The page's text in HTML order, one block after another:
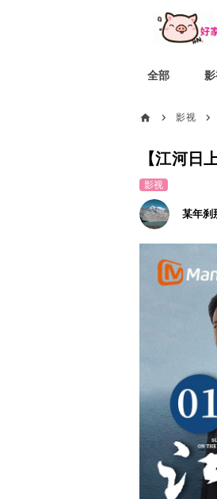
全部
home chevron_right 影视 chevron_right
【江河日
影视
某年刹